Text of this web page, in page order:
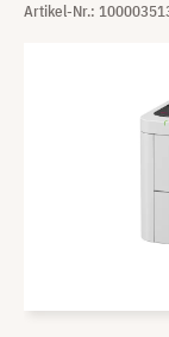
Artikel-Nr.: